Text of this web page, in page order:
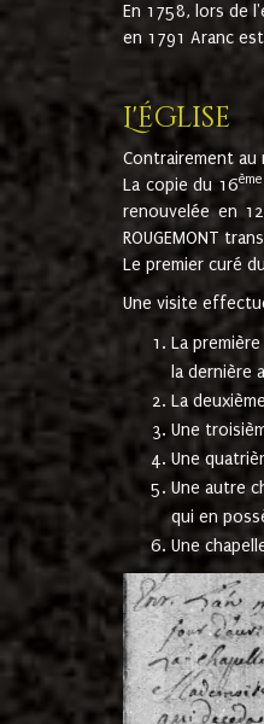
En 1758, lors de
en 1791 Aranc
L'église
Contrairement au
La copie du 16ème
renouvelée en
ROUGEMONT
Le premier curé
Une visite
La
la dernière
La
Une
Une
Une autre
qui en
Une